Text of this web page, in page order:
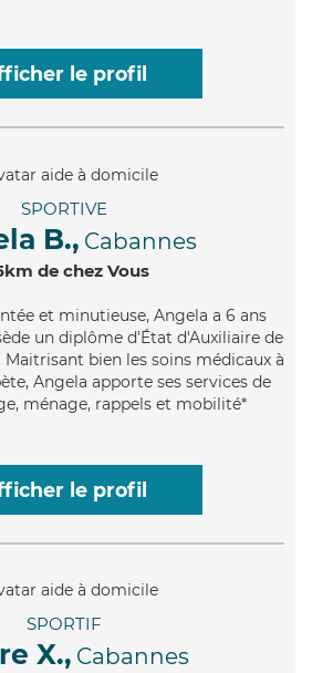
le profil
SPORTIVE
B., Cabannes
de chez Vous
et minutieuse, Angela a 6 ans
un diplôme d'État d'Auxiliaire de
Maitrisant bien les soins médicaux à
Angela apporte ses services de
ménage, rappels et mobilité*
le profil
SPORTIF
X., Cabannes